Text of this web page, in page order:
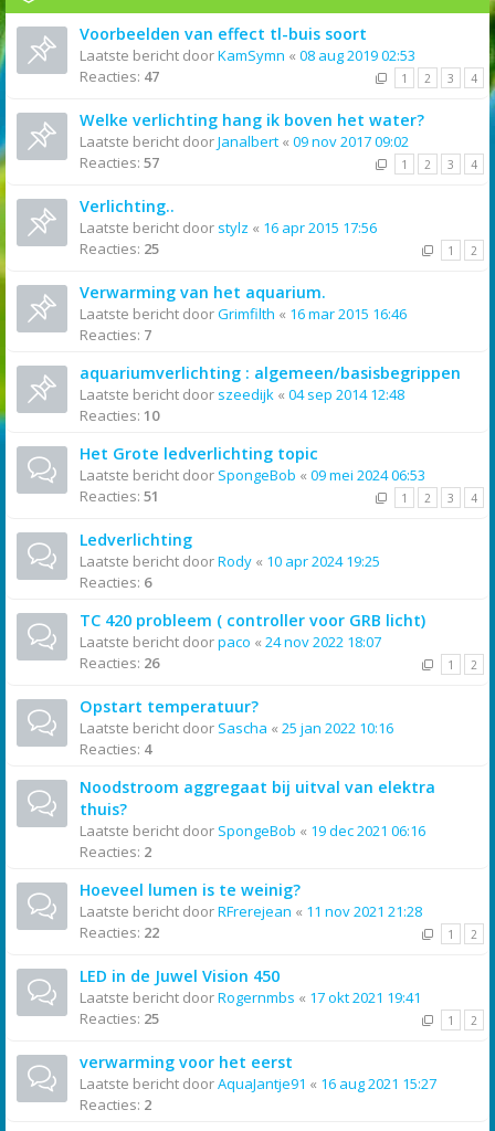
Voorbeelden van effect tl-buis soort
Laatste bericht doorKamSymn « 08 aug 2019 02:53
Reacties: 47 1 2 3 4
Welke verlichting hang ik boven het water?
Laatste bericht doorJanalbert « 09 nov 2017 09:02
Reacties: 57 1 2 3 4
Verlichting..
Laatste bericht door stylz « 16 apr 2015 17:56
Reacties: 25 1 2
Verwarming van het aquarium.
Laatste bericht doorGrimfilth « 16 mar 2015 16:46
Reacties: 7
aquariumverlichting : algemeen/basisbegrippen
Laatste bericht door szeedijk « 04 sep 2014 12:48
Reacties: 10
Het Grote ledverlichting topic
Laatste bericht door SpongeBob « 09 mei 2024 06:53
Reacties: 51 1 2 3 4
Ledverlichting
Laatste bericht doorRody « 10 apr 2024 19:25
Reacties: 6
TC 420 probleem ( controller voor GRB licht)
Laatste bericht doorpaco « 24 nov 2022 18:07
Reacties: 26 1 2
Opstart temperatuur?
Laatste bericht door Sascha « 25 jan 2022 10:16
Reacties: 4
Noodstroom aggregaat bij uitval van elektra
thuis?
Laatste bericht door SpongeBob « 19 dec 2021 06:16
Reacties: 2
Hoeveel lumen is te weinig?
Laatste bericht doorRFrerejean « 11 nov 2021 21:28
Reacties: 22 1 2
LED in de Juwel Vision 450
Laatste bericht doorRogernmbs « 17 okt 2021 19:41
Reacties: 25 1 2
verwarming voor het eerst
Laatste bericht doorAquaJantje91 « 16 aug 2021 15:27
Reacties: 2